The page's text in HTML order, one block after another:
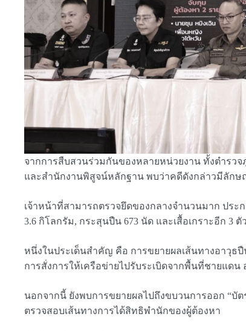
จากการสืบสวนร่วมกันของหลายหน่วยงาน ทั้งตำรวจ
และสำนักงานพิสูจน์หลักฐาน พบว่าคดีดังกล่าวมีลักษ
เจ้าหน้าที่สามารถตรวจยึดของกลางจำนวนมาก ประ
3.6 กิโลกรัม, กระสุนปืน 673 นัด และเสื้อเกราะอีก 3 ตัว
หนึ่งในประเด็นสำคัญ คือ การขยายผลเส้นทางอาวุธ
การสั่งการให้เครือข่ายไปรับระเบิดจากพื้นที่ชายแด
นอกจากนี้ ยังพบการขยายผลไปถึงขบวนการออก “บั
ตรวจสอบเส้นทางการได้สิทธิพำนักของผู้ต้องหา